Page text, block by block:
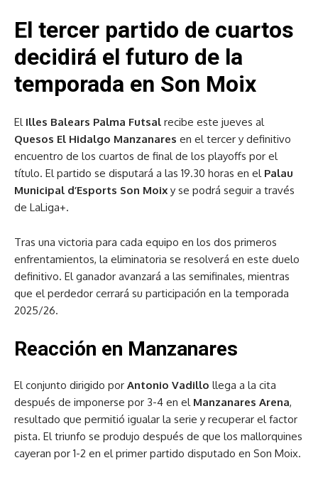
El tercer partido de cuartos
decidirá el futuro de la
temporada en Son Moix
El Illes Balears Palma Futsal recibe este jueves al
Quesos El Hidalgo Manzanares en el tercer y definitivo
encuentro de los cuartos de final de los playoffs por el
título. El partido se disputará a las 19.30 horas en el Palau
Municipal d’Esports Son Moix y se podrá seguir a través
de LaLiga+.
Tras una victoria para cada equipo en los dos primeros
enfrentamientos, la eliminatoria se resolverá en este duelo
definitivo. El ganador avanzará a las semifinales, mientras
que el perdedor cerrará su participación en la temporada
2025/26.
Reacción en Manzanares
El conjunto dirigido por Antonio Vadillo llega a la cita
después de imponerse por 3-4 en el Manzanares Arena,
resultado que permitió igualar la serie y recuperar el factor
pista. El triunfo se produjo después de que los mallorquines
cayeran por 1-2 en el primer partido disputado en Son Moix.